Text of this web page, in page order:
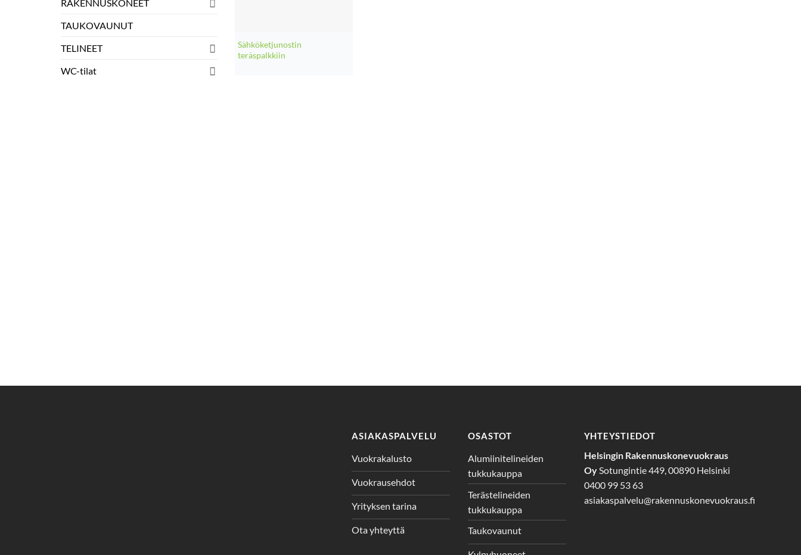
RAKENNUSKONEET
TAUKOVAUNUT
TELINEET
WC-tilat
Sähköketjunostin
teräspalkkiin
ASIAKASPALVELU
Vuokrakalusto
Vuokrausehdot
Yrityksen tarina
Ota yhteyttä
OSASTOT
Alumiinitelineiden
tukkukauppa
Terästelineiden
tukkukauppa
Taukovaunut
YHTEYSTIEDOT
Helsingin Rakennuskonevuokraus
OySotungintie 449, 00890 Helsinki
0400 99 53 63
asiakaspalvelu@rakennuskonevuokraus.fi